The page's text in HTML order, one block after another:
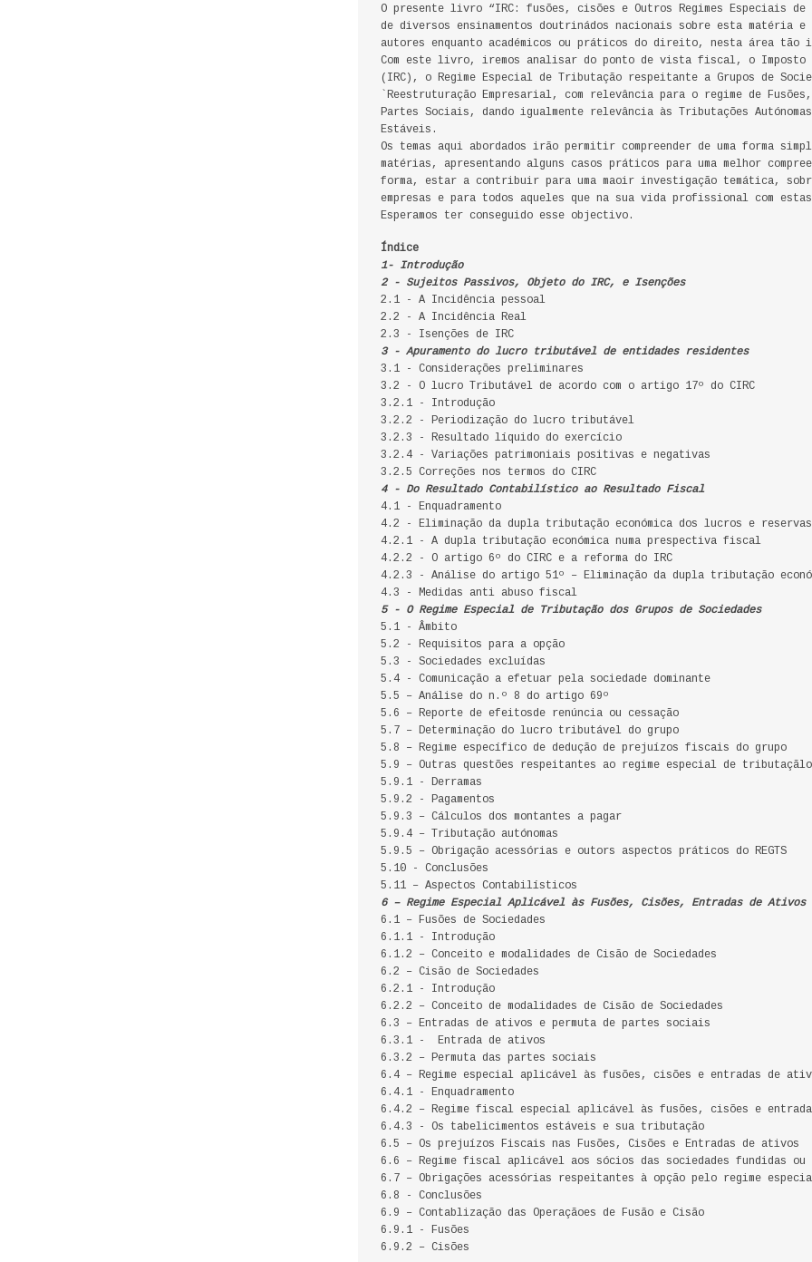
O presente livro “IRC: fusões, cisões e Outros Regimes Especiais
de diversos ensinamentos doutrinádos nacionais sobre esta matéria
autores enquanto académicos ou práticos do direito, nesta área tão
Com este livro, iremos analisar do ponto de vista fiscal, o Imposto
(IRC), o Regime Especial de Tributação respeitante a Grupos de
`Reestruturação Empresarial, com relevância para o regime de
Partes Sociais, dando igualmente relevância às Tributações
Estáveis.
Os temas aqui abordados irão permitir compreender de uma forma
matérias, apresentando alguns casos práticos para uma melhor
forma, estar a contribuir para uma maoir investigação temática,
empresas e para todos aqueles que na sua vida profissional com
Esperamos ter conseguido esse objectivo.
Índice
1- Introdução
2 - Sujeitos Passivos, Objeto do IRC, e Isenções
2.1 - A Incidência pessoal
2.2 - A Incidência Real
2.3 - Isenções de IRC
3 - Apuramento do lucro tributável de entidades residentes
3.1 - Considerações preliminares
3.2 - O lucro Tributável de acordo com o artigo 17º do CIRC
3.2.1 - Introdução
3.2.2 - Periodização do lucro tributável
3.2.3 - Resultado líquido do exercício
3.2.4 - Variações patrimoniais positivas e negativas
3.2.5 Correções nos termos do CIRC
4 - Do Resultado Contabilístico ao Resultado Fiscal
4.1 - Enquadramento
4.2 - Eliminação da dupla tributação económica dos lucros e
4.2.1 - A dupla tributação económica numa prespectiva fiscal
4.2.2 - O artigo 6º do CIRC e a reforma do IRC
4.2.3 - Análise do artigo 51º – Eliminação da dupla tributação
4.3 - Medidas anti abuso fiscal
5 - O Regime Especial de Tributação dos Grupos de Sociedades
5.1 - Âmbito
5.2 - Requisitos para a opção
5.3 - Sociedades excluídas
5.4 - Comunicação a efetuar pela sociedade dominante
5.5 – Análise do n.º 8 do artigo 69º
5.6 – Reporte de efeitosde renúncia ou cessação
5.7 – Determinação do lucro tributável do grupo
5.8 – Regime específico de dedução de prejuízos fiscais do grupo
5.9 – Outras questões respeitantes ao regime especial de tributaçãlo
5.9.1 - Derramas
5.9.2 - Pagamentos
5.9.3 – Cálculos dos montantes a pagar
5.9.4 – Tributação autónomas
5.9.5 – Obrigação acessórias e outors aspectos práticos do REGTS
5.10 - Conclusões
5.11 – Aspectos Contabilísticos
6 – Regime Especial Aplicável às Fusões, Cisões, Entradas de Ativos
6.1 – Fusões de Sociedades
6.1.1 - Introdução
6.1.2 – Conceito e modalidades de Cisão de Sociedades
6.2 – Cisão de Sociedades
6.2.1 - Introdução
6.2.2 – Conceito de modalidades de Cisão de Sociedades
6.3 – Entradas de ativos e permuta de partes sociais
6.3.1 - Entrada de ativos
6.3.2 – Permuta das partes sociais
6.4 – Regime especial aplicável às fusões, cisões e entradas de
6.4.1 - Enquadramento
6.4.2 – Regime fiscal especial aplicável às fusões, cisões e
6.4.3 - Os tabelicimentos estáveis e sua tributação
6.5 – Os prejuízos Fiscais nas Fusões, Cisões e Entradas de ativos
6.6 – Regime fiscal aplicável aos sócios das sociedades fundidas ou
6.7 – Obrigações acessórias respeitantes à opção pelo regime
6.8 - Conclusões
6.9 – Contablização das Operaçãoes de Fusão e Cisão
6.9.1 - Fusões
6.9.2 – Cisões